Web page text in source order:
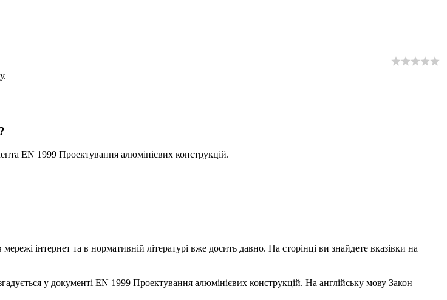
EN 1999 Проектування алюмінієвих конструкцій.
інтернет та в нормативній літературі вже досить давно. На сторінці ви знайдете вказівки на
у документі EN 1999 Проектування алюмінієвих конструкцій. На англійську мову Закон